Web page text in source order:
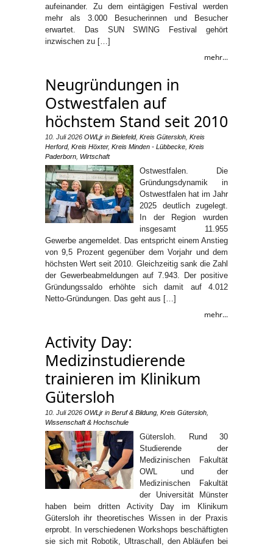
aufeinander. Zu dem eintägigen Festival werden
mehr als 3.000 Besucherinnen und Besucher
erwartet. Das SUN SWING Festival gehört
inzwischen zu […]
mehr...
Neugründungen in
Ostwestfalen auf
höchstem Stand seit 2010
10. Juli 2026 OWLjr in Bielefeld, Kreis Gütersloh Kreis
Herford, Kreis Höxter, Kreis Minden - Lübbecke Kreis
Paderborn Wirtschaft
Ostwestfalen. Die
Gründungsdynamik in
Ostwestfalen hat im Jahr
2025 deutlich zugelegt.
In der Region wurden
insgesamt 11.955
Gewerbe angemeldet. Das entspricht einem Anstieg
von 9,5 Prozent gegenüber dem Vorjahr und dem
höchsten Wert seit 2010. Gleichzeitig sank die Zahl
der Gewerbeabmeldungen auf 7.943. Der positive
Gründungssaldo erhöhte sich damit auf 4.012
Netto-Gründungen. Das geht aus […]
mehr...
Activity Day:
Medizinstudierende
trainieren im Klinikum
Gütersloh
10. Juli 2026 OWLjr in Beruf & Bildung Kreis Gütersloh
Wissenschaft & Hochschule
Gütersloh. Rund 30
Studierende der
Medizinischen Fakultät
OWL und der
Medizinischen Fakultät
der Universität Münster
haben beim dritten Activity Day im Klinikum
Gütersloh ihr theoretisches Wissen in der Praxis
erprobt. In verschiedenen Workshops beschäftigten
sie sich mit Robotik, Ultraschall, den Abläufen bei